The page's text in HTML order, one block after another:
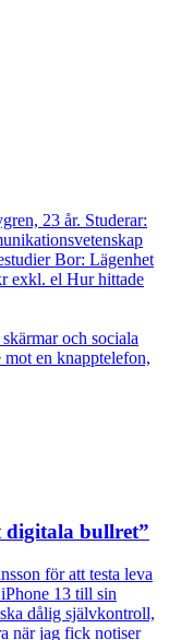
23 år. Studerar:
Bor: Lägenhet
exkl. el Hur hittade
och sociala
en knapptelefon,
digitala bullret”
för att testa leva
13 till sin
dålig självkontroll,
när jag fick notiser